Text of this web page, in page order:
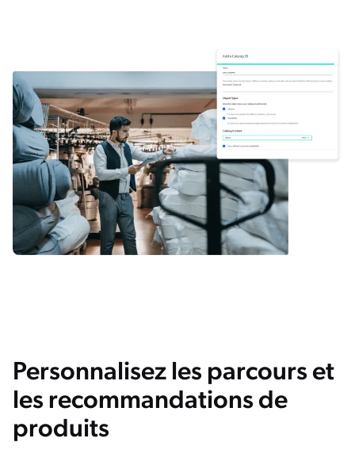
Personnalisez les parcours et
les recommandations de
produits